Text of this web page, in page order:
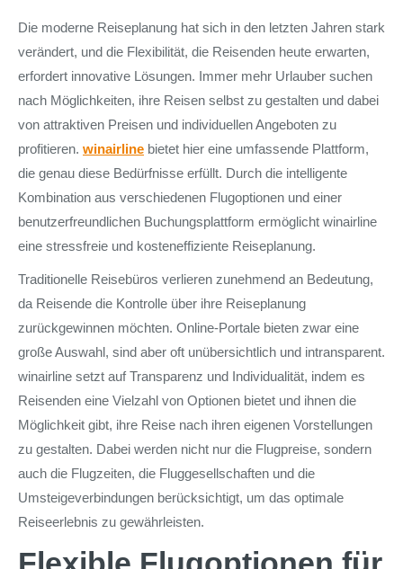
Die moderne Reiseplanung hat sich in den letzten Jahren stark
verändert, und die Flexibilität, die Reisenden heute erwarten,
erfordert innovative Lösungen. Immer mehr Urlauber suchen
nach Möglichkeiten, ihre Reisen selbst zu gestalten und dabei
von attraktiven Preisen und individuellen Angeboten zu
profitieren. winairline bietet hier eine umfassende Plattform,
die genau diese Bedürfnisse erfüllt. Durch die intelligente
Kombination aus verschiedenen Flugoptionen und einer
benutzerfreundlichen Buchungsplattform ermöglicht winairline
eine stressfreie und kosteneffiziente Reiseplanung.
Traditionelle Reisebüros verlieren zunehmend an Bedeutung,
da Reisende die Kontrolle über ihre Reiseplanung
zurückgewinnen möchten. Online-Portale bieten zwar eine
große Auswahl, sind aber oft unübersichtlich und intransparent.
winairline setzt auf Transparenz und Individualität, indem es
Reisenden eine Vielzahl von Optionen bietet und ihnen die
Möglichkeit gibt, ihre Reise nach ihren eigenen Vorstellungen
zu gestalten. Dabei werden nicht nur die Flugpreise, sondern
auch die Flugzeiten, die Fluggesellschaften und die
Umsteigeverbindungen berücksichtigt, um das optimale
Reiseerlebnis zu gewährleisten.